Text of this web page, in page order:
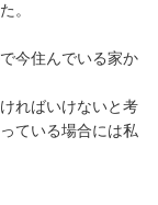
。
今住んでいる家か
ればいけないと考
ている場合には私